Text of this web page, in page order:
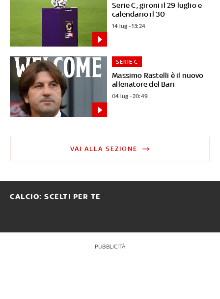
Serie C, gironi il 29 luglio e
calendario il 30
14 lug - 13:24
Massimo Rastelli è il nuovo
allenatore del Bari
SERIE C
04 lug - 20:49
VAI ALLA SEZIONE
CALCIO: SCELTI PER TE
PUBBLICITÀ